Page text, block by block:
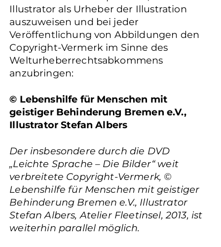
Illustrator als Urheber der Illustration
auszuweisen und bei jeder
Veröffentlichung von Abbildungen den
Copyright-Vermerk im Sinne des
Welturheberrechtsabkommens
anzubringen:
© Lebenshilfe für Menschen mit
geistiger Behinderung Bremen e.V.,
Illustrator Stefan Albers
Der insbesondere durch die DVD
„Leichte Sprache – Die Bilder“ weit
verbreitete Copyright-Vermerk, ©
Lebenshilfe für Menschen mit geistiger
Behinderung Bremen e.V., Illustrator
Stefan Albers, Atelier Fleetinsel, 2013, ist
weiterhin parallel möglich.